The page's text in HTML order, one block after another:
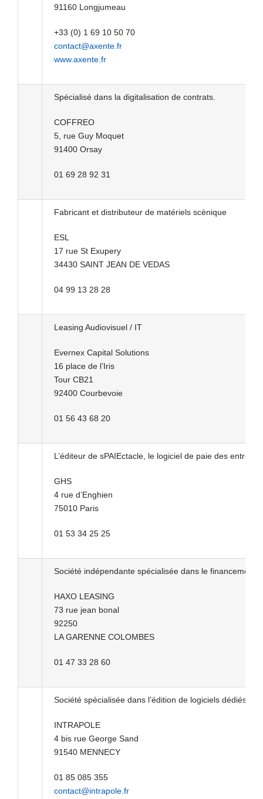
91160 Longjumeau
+33 (0) 1 69 10 50 70
contact@axente.fr
www.axente.fr
Spécialisé dans la digitalisation de contrats.
COFFREO
5, rue Guy Moquet
91400 Orsay
01 69 28 92 31
Fabricant et distributeur de matériels scènique
ESL
17 rue St Exupery
34430 SAINT JEAN DE VEDAS
04 99 13 28 28
Leasing Audiovisuel / IT
Evernex Capital Solutions
16 place de l’Iris
Tour CB21
92400 Courbevoie
01 56 43 68 20
L’éditeur de sPAIEctacle, le logiciel de paie des
GHS
4 rue d’Enghien
75010 Paris
01 53 34 25 25
Société indépendante spécialisée dans le financement
HAXO LEASING
73 rue jean bonal
92250
LA GARENNE COLOMBES
01 47 33 28 60
Société spécialisée dans l’édition de logiciels dédiés à
INTRAPOLE
4 bis rue George Sand
91540 MENNECY
01 85 085 355
contact@intrapole.fr